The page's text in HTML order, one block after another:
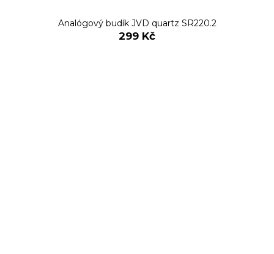
Analógový budík JVD quartz SR220.2
299 Kč